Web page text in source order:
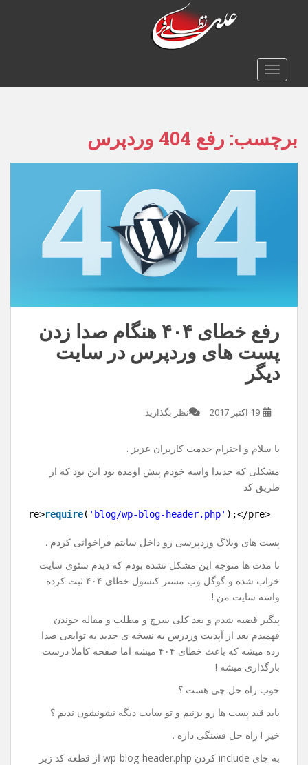
o
TOGGLE NAVIGATION
برچسب: رفع 404 وردپرس
رفع خطای ۴۰۴ هنگام صدا زدن
پست های وردپرس در سایت
دیگر
19 اکتبر 2017 نظر بگذارید
با سلام و احترام خدمت کاربران عزیز .
مشکلی که جدیدا واسه خودم پیش اومده بود این بود که از
طریق کد
<pre>require( 'blog/wp-blog-header.php' );</pre>
پست های وبلاگ وردپرسی رو داخل سایتم فراخوانی کردم .
تا مدت ها متوجه این مشکل نشده بودم که دیدم سئوی سایت
خراب شده و گوگل وب مستر کنسول خطای ۴۰۴ ثبت کرده
واسه سایت من !
پیگیر قضیه شدم و بعد کلی سرچ و مطلب و مقاله خوندن
فهمیدم بعد از آپدیت وردرس به نسخه ی جدید یه توابعی صدا
زده میشه که باعث خطای ۴۰۴ میشه اما صفحه کاملا درست
بارگذاری میشه !
خوب راه حل چی هست ؟
باید قید پست ها رو بزنیم و تو سایت دیگه نشونشون ندیم ؟
خیر ! راه حل قشنگی داره .
به جای include کردن wp-blog-header.php از قطعه کد زیر